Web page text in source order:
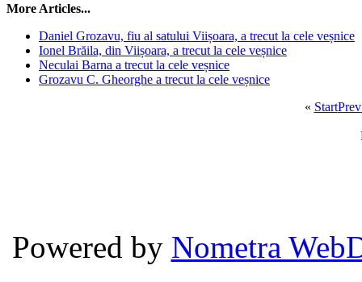
More Articles...
Daniel Grozavu, fiu al satului Viișoara, a trecut la cele veșnice
Ionel Brăila, din Viișoara, a trecut la cele veșnice
Neculai Barna a trecut la cele veșnice
Grozavu C. Gheorghe a trecut la cele veșnice
« StartPrev
Powered by Nometra